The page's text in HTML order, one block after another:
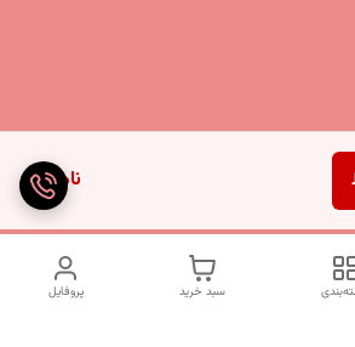
ناموجود
پروفایل سبد خرید